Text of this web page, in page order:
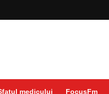
medicului FocusFm